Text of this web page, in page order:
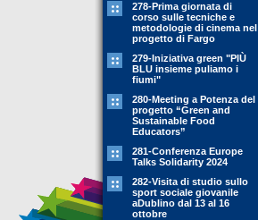
278-Prima giornata di
corso sulle tecniche e
metodologie di cinema nel
progetto di Fargo
279-Iniziativa green "PIÙ
BLU insieme puliamo i
fiumi"
280-Meeting a Potenza del
progetto “Green and
Sustainable Food
Educators”
281-Conferenza Europe
Talks Solidarity 2024
282-Visita di studio sullo
sport sociale giovanile
aDublino dal 13 al 16
ottobre